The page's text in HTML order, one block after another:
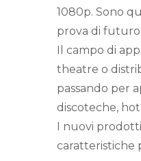
1080p. Sono
prova di futuro.
Il campo di
theatre o
passando per
discoteche,
I nuovi
caratteristiche